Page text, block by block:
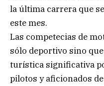
la última carrera que
este mes.
Las competecias de
sólo deportivo sino
turística significativa
pilotos y aficionados